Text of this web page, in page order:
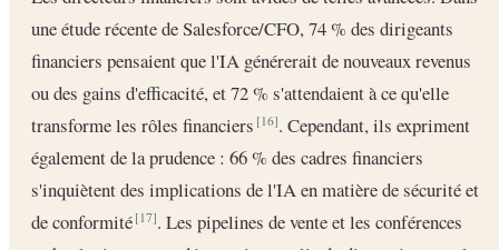
une étude récente de Salesforce/CFO, 74 % des dirigeants
financiers pensaient que l'IA générerait de nouveaux revenus
ou des gains d'efficacité, et 72 % s'attendaient à ce qu'elle
transforme les rôles financiers[16]. Cependant, ils expriment
également de la prudence : 66 % des cadres financiers
s'inquiètent des implications de l'IA en matière de sécurité et
de conformité[17]. Les pipelines de vente et les conférences